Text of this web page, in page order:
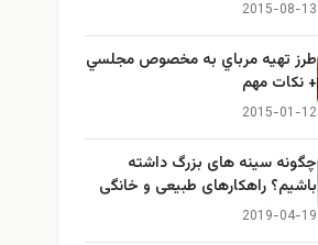
2015-08-13
طرز تهيه مرباي به مخصوص مجلسي
+ نكات مهم
2015-01-12
چگونه سینه های بزرگ داشته
باشیم؟ راهکارهای طبیعی و خانگی
برای بزرگ کردن سینه
2019-04-19